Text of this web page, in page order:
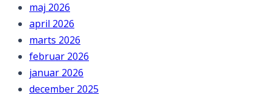
maj 2026
april 2026
marts 2026
februar 2026
januar 2026
december 2025